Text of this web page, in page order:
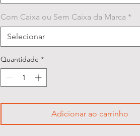
Com Caixa ou Sem Caixa da Marca *
Selecionar
Quantidade *
Adicionar ao carrinho